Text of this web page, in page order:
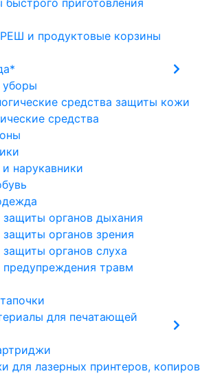
и продуктовые корзины
уборы
средства защиты кожи
средства
нарукавники
защиты органов дыхания
органов зрения
органов слуха
предупреждения травм
для печатающей
для лазерных принтеров, копиров